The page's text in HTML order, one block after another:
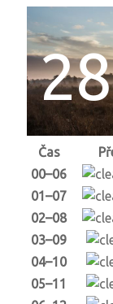
Čas
00–06
01–07
02–08
03–09
04–10
05–11